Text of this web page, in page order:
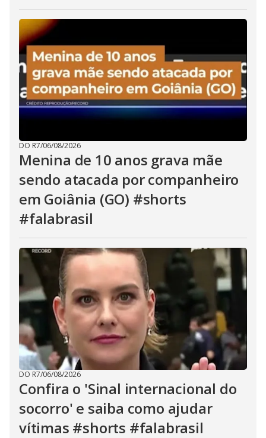
DO R7/06/08/2026
Menina de 10 anos grava mãe
sendo atacada por companheiro
em Goiânia (GO) #shorts
#falabrasil
DO R7/06/08/2026
Confira o 'Sinal internacional do
socorro' e saiba como ajudar
vítimas #shorts #falabrasil